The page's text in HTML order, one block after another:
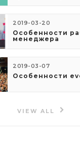
2019-03-20
Особенности
менеджера
2019-03-07
Особенности
VIEW ALL